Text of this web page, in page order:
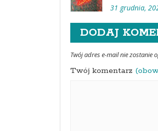
31 grudnia,
DODAJ
Twój adres e-mail nie zostanie
Twój komentarz